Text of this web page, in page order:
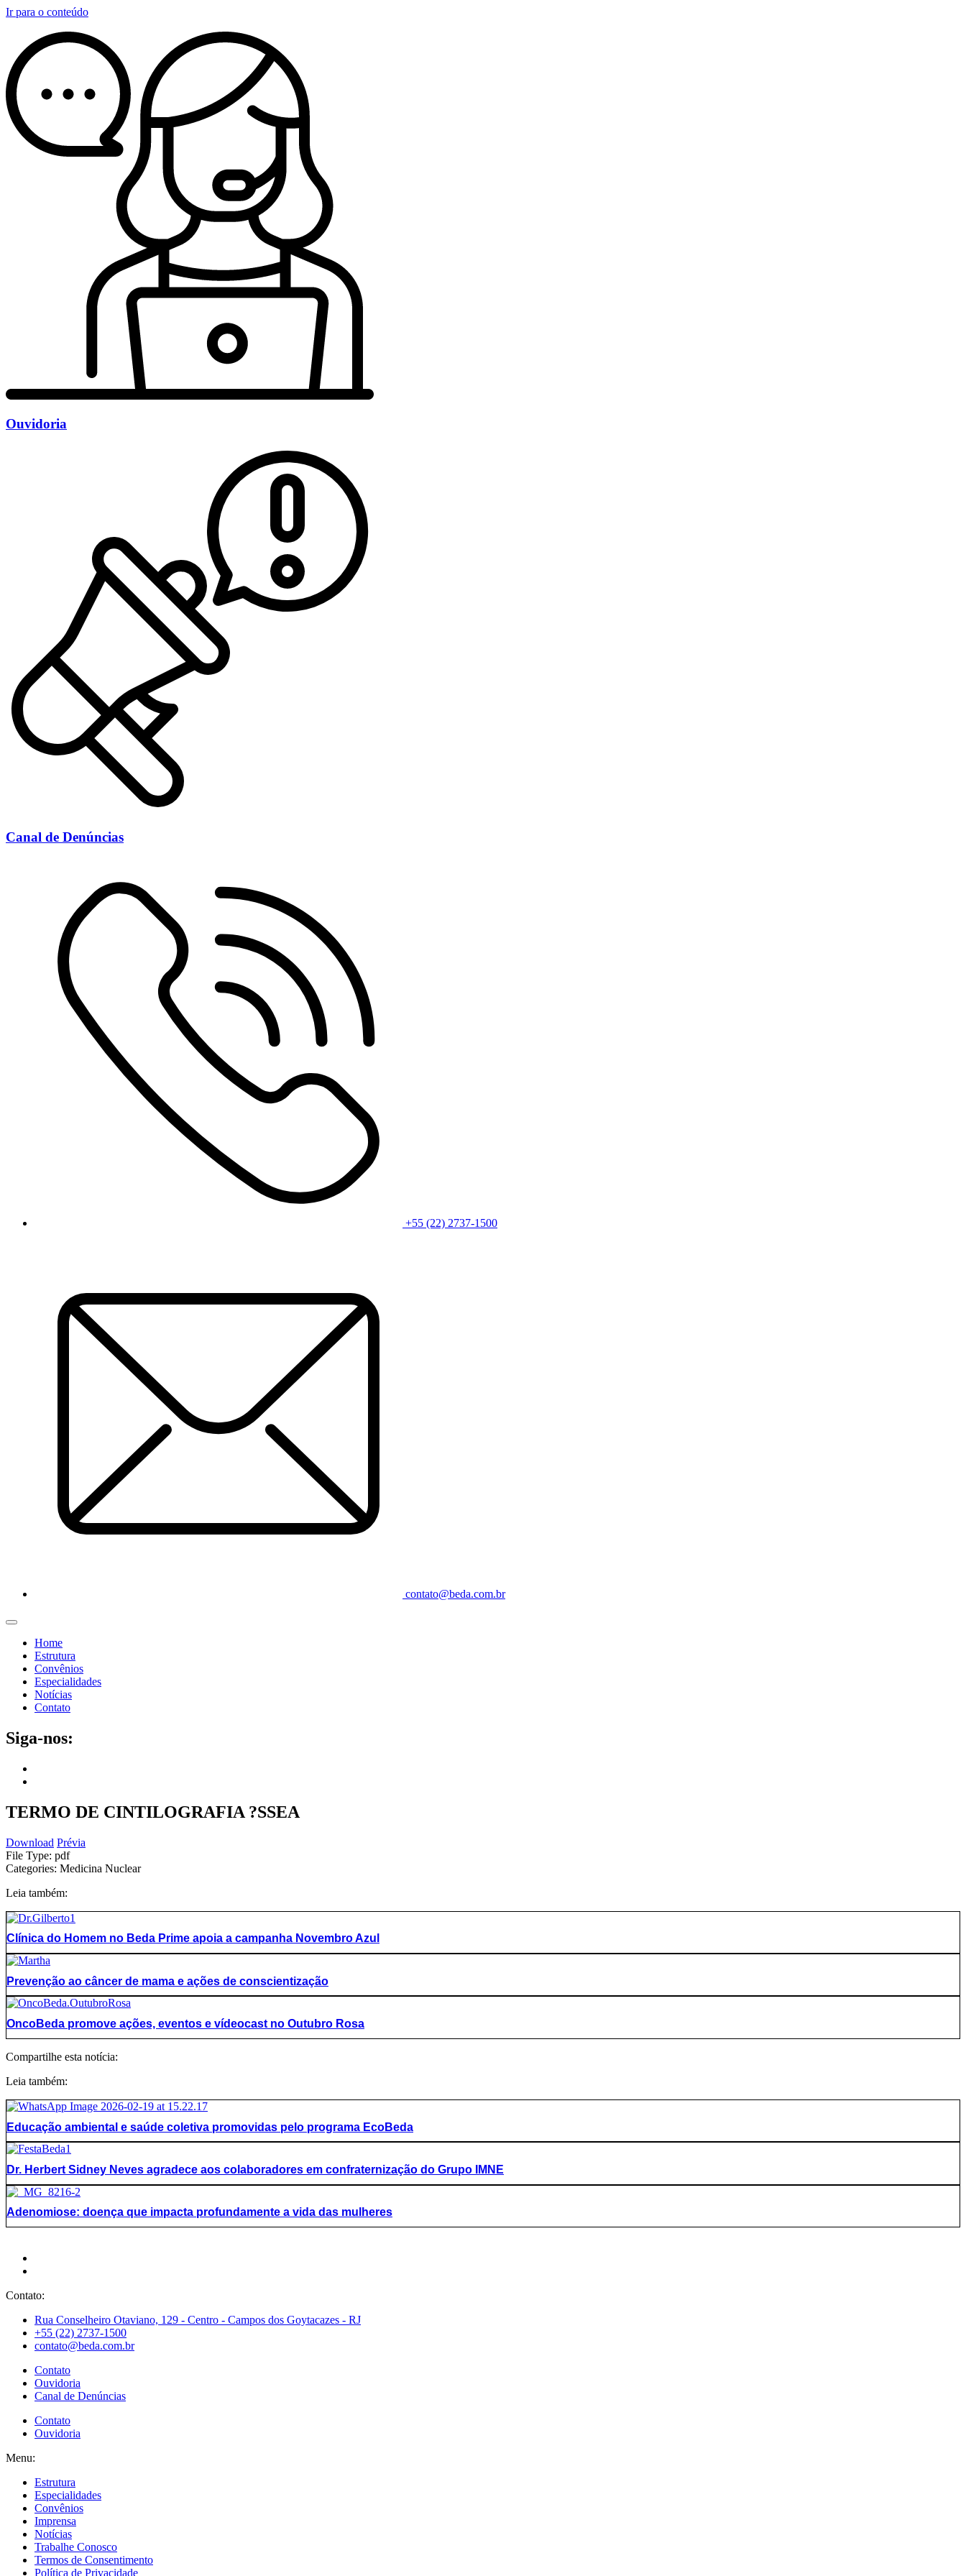
Ir para o conteúdo
Ouvidoria
Canal de Denúncias
+55 (22) 2737-1500
contato@beda.com.br
Home
Estrutura
Convênios
Especialidades
Notícias
Contato
Siga-nos:
TERMO DE CINTILOGRAFIA ?SSEA
Download Prévia
File Type: pdf
Categories: Medicina Nuclear
Leia também:
Clínica do Homem no Beda Prime apoia a campanha Novembro Azul
Prevenção ao câncer de mama e ações de conscientização
OncoBeda promove ações, eventos e vídeocast no Outubro Rosa
Compartilhe esta notícia:
Leia também:
Educação ambiental e saúde coletiva promovidas pelo programa EcoBeda
Dr. Herbert Sidney Neves agradece aos colaboradores em confraternização do Grupo IMNE
Adenomiose: doença que impacta profundamente a vida das mulheres
Contato:
Rua Conselheiro Otaviano, 129 - Centro - Campos dos Goytacazes - RJ
+55 (22) 2737-1500
contato@beda.com.br
Contato
Ouvidoria
Canal de Denúncias
Contato
Ouvidoria
Menu:
Estrutura
Especialidades
Convênios
Imprensa
Notícias
Trabalhe Conosco
Termos de Consentimento
Política de Privacidade